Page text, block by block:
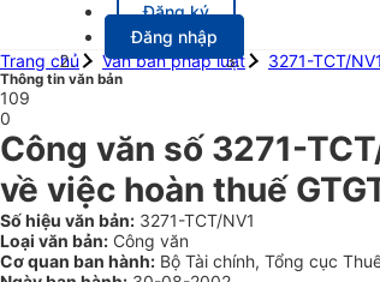
Đăng ký
Đăng nhập
Trang chủ
Văn bản pháp luật 3271-TCT/NV1
Thông tin văn bản
109
0
Công văn số 3271-
về việc hoàn thuế
Số hiệu văn bản: 3271-TCT/NV1
Loại văn bản: Công văn
Cơ quan ban hành: Bộ Tài chính, Tổng cục